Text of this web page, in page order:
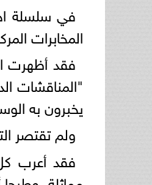
في سلسلة
المخابرات
فقد أظهرت
"المناقشات
يخبرون به
ولم تقتصر
فقد أعرب